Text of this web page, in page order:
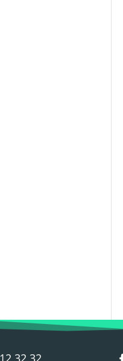
32 32